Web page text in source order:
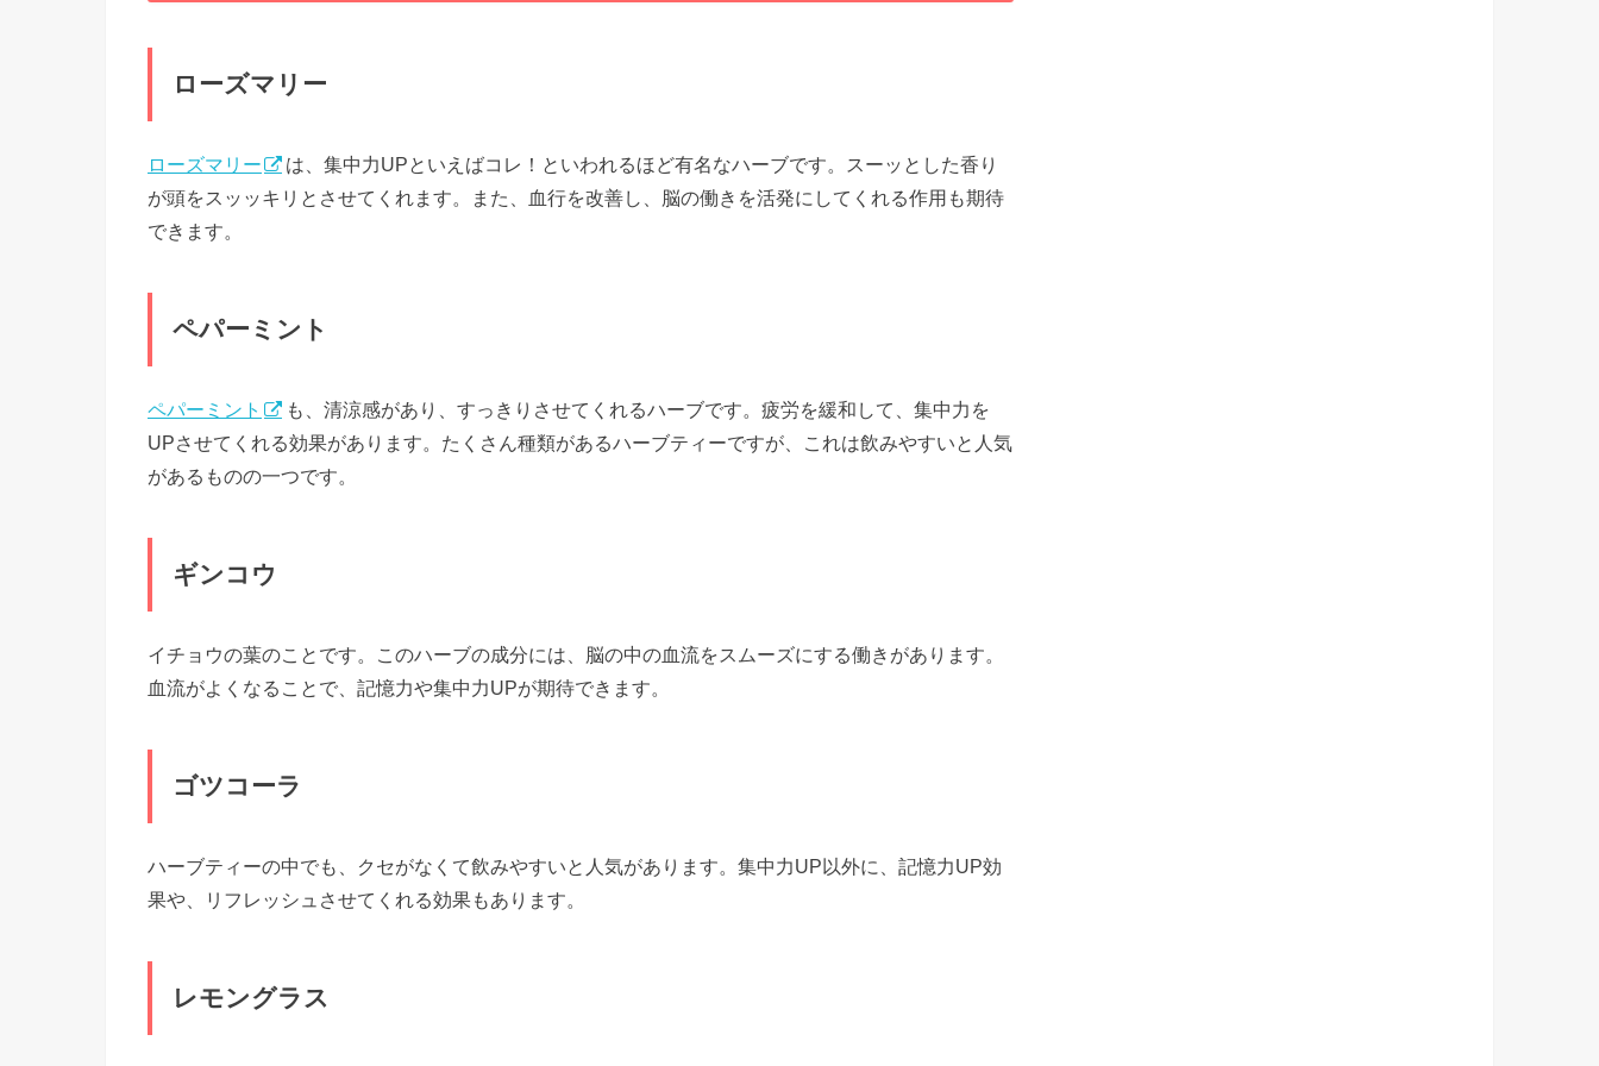
ローズマリー
ローズマリー
は、集中力UPといえばコレ！といわれるほど有名なハーブです。スーッとした香り
が頭をスッッキリとさせてくれます。また、血行を改善し、脳の働きを活発にしてくれる作用も期待
できます。
ペパーミント
ペパーミント
も、清涼感があり、すっきりさせてくれるハーブです。疲労を緩和して、集中力を
UPさせてくれる効果があります。たくさん種類があるハーブティーですが、これは飲みやすいと人気
があるものの一つです。
ギンコウ
イチョウの葉のことです。このハーブの成分には、脳の中の血流をスムーズにする働きがあります。
血流がよくなることで、記憶力や集中力UPが期待できます。
ゴツコーラ
ハーブティーの中でも、クセがなくて飲みやすいと人気があります。集中力UP以外に、記憶力UP効
果や、リフレッシュさせてくれる効果もあります。
レモングラス